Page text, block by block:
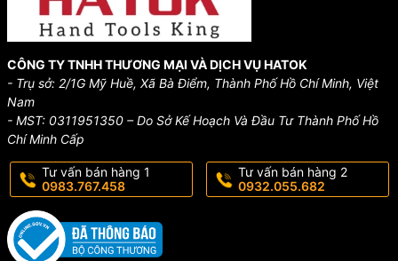
CÔNG TY TNHH THƯƠNG MẠI VÀ DỊCH VỤ HATOK
- Trụ sở: 2/1G Mỹ Huề, Xã Bà Điểm, Thành Phố Hồ Chí Minh, Việt
Nam
- MST: 0311951350 – Do Sở Kế Hoạch Và Đầu Tư Thành Phố Hồ
Chí Minh Cấp
Tư vấn bán hàng 1
0983.767.458
Tư vấn bán hàng 2
0932.055.682